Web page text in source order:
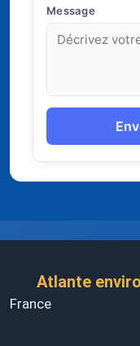
Message
Atlante
France